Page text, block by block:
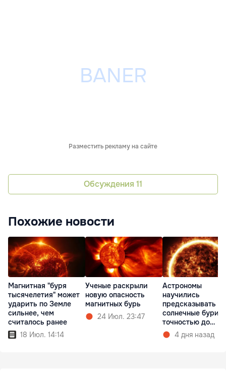
Разместить рекламу на сайте
Обсуждения 11
Похожие новости
Магнитная "буря
тысячелетия" может
ударить по Земле
сильнее, чем
считалось ранее
18 Июл. 14:14
Ученые раскрыли
новую опасность
магнитных бурь
24 Июл. 23:47
Астрономы
научились
предсказывать
солнечные бури с
точностью до
получаса
4 дня назад